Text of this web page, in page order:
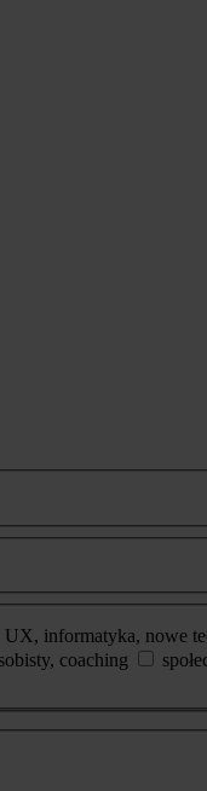
UX, informatyka, nowe
coaching